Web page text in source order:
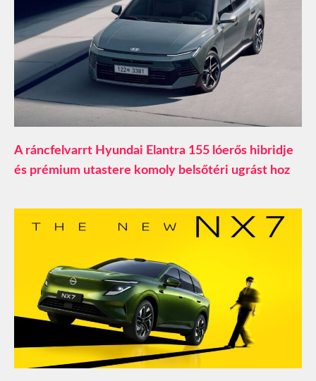
A ráncfelvarrt Hyundai Elantra 155 lóerős hibridje
és prémium utastere komoly belsőtéri ugrást hoz